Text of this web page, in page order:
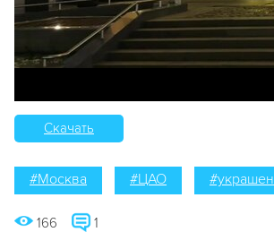
Скачать
#Москва #ЦАО
166 1